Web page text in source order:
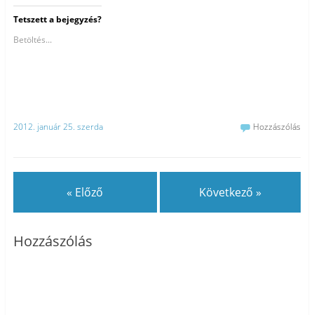
Tetszett a bejegyzés?
Betöltés...
2012. január 25. szerda Hozzászólás
« Előző Következő »
Hozzászólás